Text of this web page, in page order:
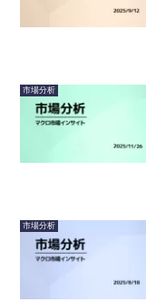
市場分析
市場分析